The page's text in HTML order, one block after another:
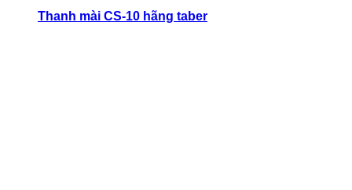
Thanh mài CS-10 hãng taber